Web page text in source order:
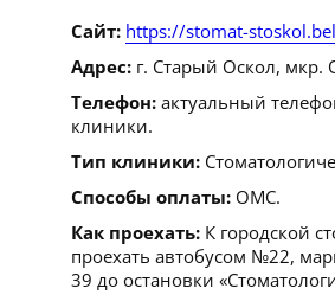
Сайт: https://stomat-
Адрес: г. Старый Оскол, мкр.
Телефон: актуальный
клиники.
Тип клиники:
Способы оплаты: ОМС.
Как проехать: К городской
проехать автобусом №22,
39 до остановки